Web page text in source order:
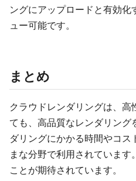
ングにアップロードと有効
ュー可能です。
まとめ
クラウドレンダリングは、高
ても、高品質なレンダリン
ダリングにかかる時間やコ
まな分野で利用されています
ことが期待されています。